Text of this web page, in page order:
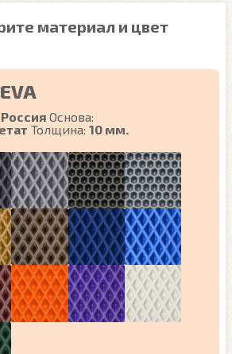
материал и цвет
Россия Основа:
Толщина: 10 мм.